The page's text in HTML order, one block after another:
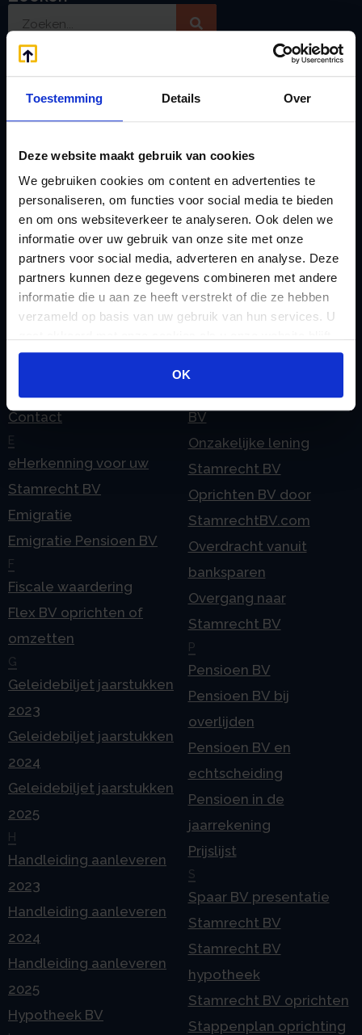
Toestemming Details Over
Deze website maakt gebruik van cookies
We gebruiken cookies om content en advertenties te
personaliseren, om functies voor social media te bieden
en om ons websiteverkeer te analyseren. Ook delen we
informatie over uw gebruik van onze site met onze
partners voor social media, adverteren en analyse. Deze
partners kunnen deze gegevens combineren met andere
informatie die u aan ze heeft verstrekt of die ze hebben
verzameld op basis van uw gebruik van hun services. U
gebruiken.
OK
Handige links
Afkoop Stamrecht
Belastingdienst
doorgeven
rekeningnummer
Checklist IB 2023 (PDF)
Checklist IB 2023 (Word)
Checklist IB 2024 (PDF)
Checklist IB 2024 (Word)
Contact
E
eHerkenning voor uw
Stamrecht BV
Emigratie
Emigratie Pensioen BV
F
Fiscale waardering
Flex BV oprichten of
omzetten
G
Geleidebiljet jaarstukken
2023
Geleidebiljet jaarstukken
2024
Geleidebiljet jaarstukken
2025
H
Handleiding aanleveren
2023
Handleiding aanleveren
2024
Handleiding aanleveren
2025
Hypotheek BV
Jaarstukken opstellen
Liquidatie Pensioen BV
Loonadministratie
verzorgen
Mogelijkheden
Stamrecht BV
O
BV
Onzakelijke lening
Stamrecht BV
Oprichten BV door
StamrechtBV.com
Overdracht vanuit
banksparen
Overgang naar
Stamrecht BV
P
Pensioen BV
Pensioen BV bij
overlijden
Pensioen BV en
echtscheiding
Pensioen in de
jaarrekening
Prijslijst
S
Spaar BV presentatie
Stamrecht BV
Stamrecht BV
hypotheek
Stamrecht BV oprichten
Stappenplan oprichting